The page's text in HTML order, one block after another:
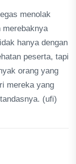
menolak
merebaknya
hanya dengan
peserta, tapi
orang yang
mereka yang
(ufi)